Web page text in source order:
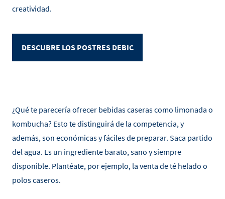
creatividad.
DESCUBRE LOS POSTRES DEBIC
¿Qué te parecería ofrecer bebidas caseras como limonada o
kombucha? Esto te distinguirá de la competencia, y
además, son económicas y fáciles de preparar. Saca partido
del agua. Es un ingrediente barato, sano y siempre
disponible. Plantéate, por ejemplo, la venta de té helado o
polos caseros.